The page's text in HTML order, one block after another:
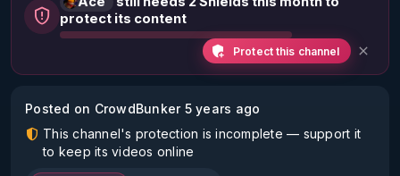
protect its content
Protect this channel
Posted on CrowdBunker 5 years ago
This channel's protection is incomplete — support it
to keep its videos online